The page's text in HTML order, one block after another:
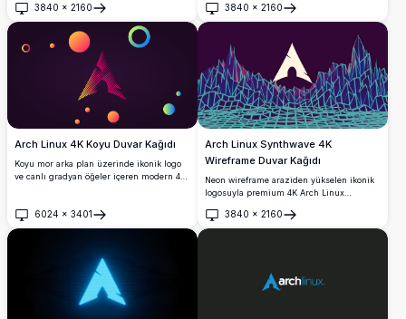
sofistike siyah ve gri tasarım öğeleriyle
minimalist, modern masaüstü arkaplanı
arayan Arch Linux kullanıcıları için
mükemmel.
3840 × 2160
Aç
Linux meraklıları için mükemmel olan
çarpıcı bir 4K yüksek çözünürlüklü Arch
3840 × 2160
Aç
Arch Linux 4K Koyu Duvar Kağıdı
Koyu mor arka plan üzerinde ikonik logo
ve canlı gradyan öğeler içeren modern 4K
tasarım, masaüstü ve mobil arka planlar
için mükemmel.
6024 × 3401
Aç
Arch Linux Synthwave 4K
Wireframe Duvar Kağıdı
Neon wireframe araziden yükselen ikonik
logosuyla premium 4K Arch Linux
geometrik ağ ve derin mor geçişler içeren
retro-fütürist tasarım, masaüstü ve mobil
3840 × 2160
Aç